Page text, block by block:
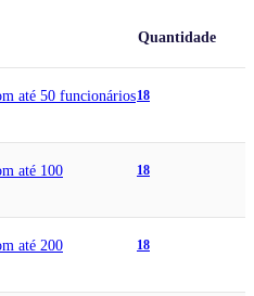
Quantidade
até 50 funcionários18
até 100
18
até 200
18